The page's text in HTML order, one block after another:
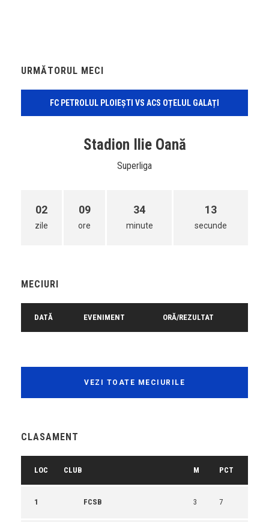
URMĂTORUL MECI
FC PETROLUL PLOIEȘTI VS ACS OȚELUL GALAȚI
Stadion Ilie Oană
Superliga
02
zile
09
ore
34
minute
13
secunde
MECIURI
DATĂ EVENIMENT ORĂ/REZULTAT
VEZI TOATE MECIURILE
CLASAMENT
LOC CLUB M PCT
1 FCSB 3 7